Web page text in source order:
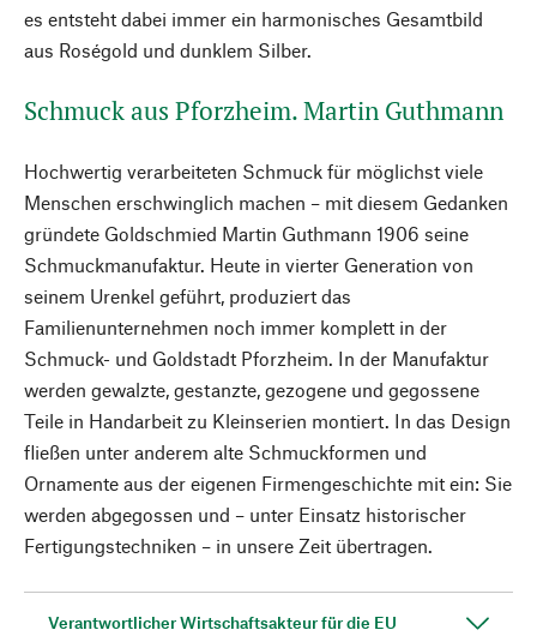
es entsteht dabei immer ein harmonisches Gesamtbild
aus Roségold und dunklem Silber.
Schmuck aus Pforzheim. Martin Guthmann
Hochwertig verarbeiteten Schmuck für möglichst viele
Menschen erschwinglich machen – mit diesem Gedanken
gründete Goldschmied Martin Guthmann 1906 seine
Schmuckmanufaktur. Heute in vierter Generation von
seinem Urenkel geführt, produziert das
Familienunternehmen noch immer komplett in der
Schmuck- und Goldstadt Pforzheim. In der Manufaktur
werden gewalzte, gestanzte, gezogene und gegossene
Teile in Handarbeit zu Kleinserien montiert. In das Design
fließen unter anderem alte Schmuckformen und
Ornamente aus der eigenen Firmengeschichte mit ein: Sie
werden abgegossen und – unter Einsatz historischer
Fertigungstechniken – in unsere Zeit übertragen.
Verantwortlicher Wirtschaftsakteur für die EU